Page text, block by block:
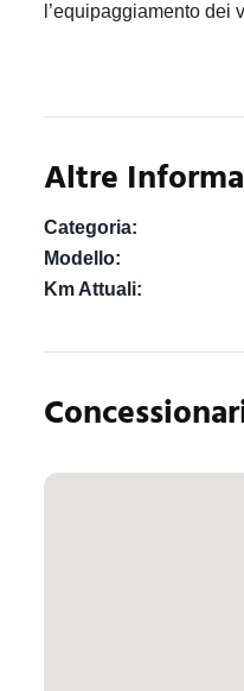
l’equipaggiamento
Altre
Categoria:
Modello:
Km Attuali: